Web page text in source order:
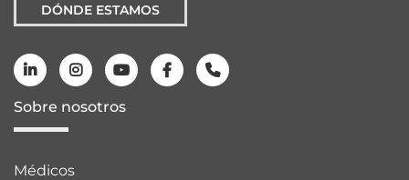
DÓNDE ESTAMOS
Sobre nosotros
Médicos